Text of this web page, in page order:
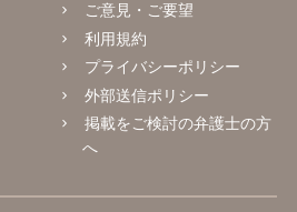
ご意見・ご要望
利用規約
プライバシーポリシー
外部送信ポリシー
掲載をご検討の弁護士の方
へ